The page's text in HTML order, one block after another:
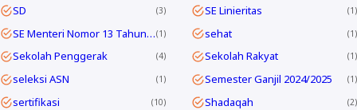
SD 3 SE Linieritas 1
SE Menteri Nomor 13 Tahun 2025 1 sehat 1
Sekolah Penggerak 4 Sekolah Rakyat 1
seleksi ASN 1 Semester Ganjil 2024/2025 1
sertifikasi 10 Shadaqah 2